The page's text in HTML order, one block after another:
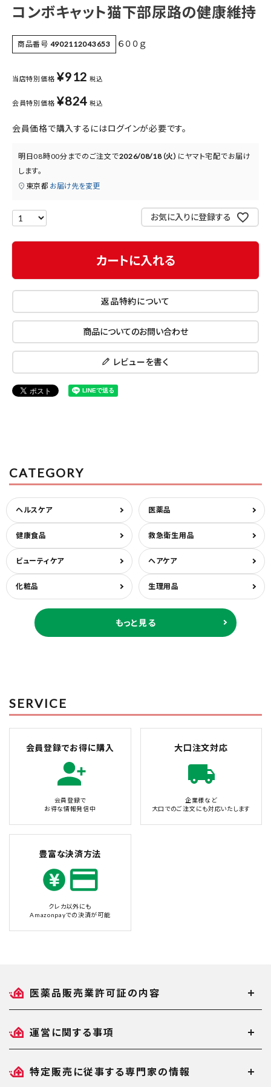
医薬品に関する注意事項
プライバシーポリシー
コンボキャット猫下部尿路の健康維持
商品番号 4902112043653 ６００ｇ
当店特別価格 ¥912 税込
会員特別価格 ¥824 税込
会員価格で購入するにはログインが必要です。
明日08時00分 までのご注文で2026/08/18（火） に ヤマト宅配でお届け
します。
東京都 お届け先を変更
お気に入りに登録する
カートに入れる
返品特約について
商品についてのお問い合わせ
レビューを書く
CATEGORY
ヘルスケア 医薬品
健康食品 救急衛生用品
ビューティケア ヘアケア
化粧品 生理用品
もっと見る
SERVICE
会員登録でお得に購入
会員登録で
お得な情報発信中
大口注文対応
企業様など
大口でのご注文にも対応いたします
豊富な決済方法
クレカ以外にも
Amazonpayでの決済が可能
医薬品販売業許可証の内容
運営に関する事項
特定販売に従事する専門家の情報